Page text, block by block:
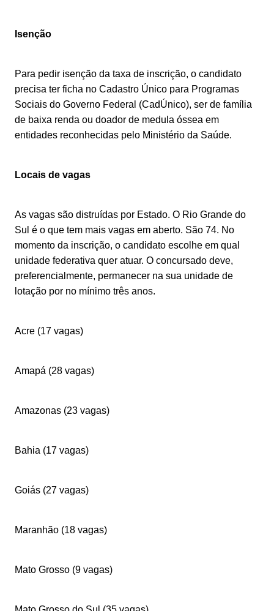
Isenção
Para pedir isenção da taxa de inscrição, o candidato
precisa ter ficha no Cadastro Único para Programas
Sociais do Governo Federal (CadÚnico), ser de família
de baixa renda ou doador de medula óssea em
entidades reconhecidas pelo Ministério da Saúde.
Locais de vagas
As vagas são distruídas por Estado. O Rio Grande do
Sul é o que tem mais vagas em aberto. São 74. No
momento da inscrição, o candidato escolhe em qual
unidade federativa quer atuar. O concursado deve,
preferencialmente, permanecer na sua unidade de
lotação por no mínimo três anos.
Acre (17 vagas)
Amapá (28 vagas)
Amazonas (23 vagas)
Bahia (17 vagas)
Goiás (27 vagas)
Maranhão (18 vagas)
Mato Grosso (9 vagas)